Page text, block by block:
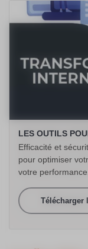
LES OUTILS
Efficacité et
pour optimiser
votre performance.
Télécharger